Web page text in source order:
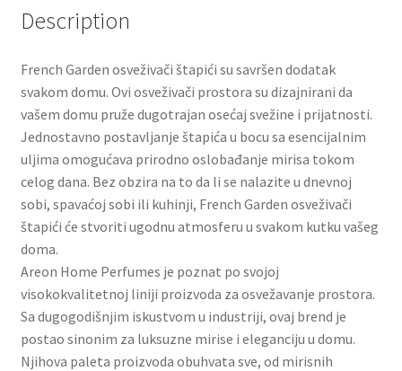
Poklon aranzmani izdvajamo
Pokloni
Pokloni za 8. mart
Pokloni za Dan zaljubljenih
Login
My account
Description
French Garden osveživači štapići su savršen dodatak
svakom domu. Ovi osveživači prostora su dizajnirani da
vašem domu pruže dugotrajan osećaj svežine i prijatnosti.
Jednostavno postavljanje štapića u bocu sa esencijalnim
uljima omogućava prirodno oslobađanje mirisa tokom
celog dana. Bez obzira na to da li se nalazite u dnevnoj
sobi, spavaćoj sobi ili kuhinji, French Garden osveživači
štapići će stvoriti ugodnu atmosferu u svakom kutku vašeg
doma.
Areon Home Perfumes je poznat po svojoj
visokokvalitetnoj liniji proizvoda za osvežavanje prostora.
Sa dugogodišnjim iskustvom u industriji, ovaj brend je
postao sinonim za luksuzne mirise i eleganciju u domu.
Njihova paleta proizvoda obuhvata sve, od mirisnih